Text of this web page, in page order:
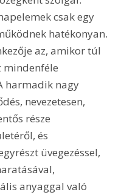
csak egy
hatékonyan.
az, amikor túl
mindenféle
harmadik nagy
nevezetesen,
része
és
üvegezéssel,
anyaggal való